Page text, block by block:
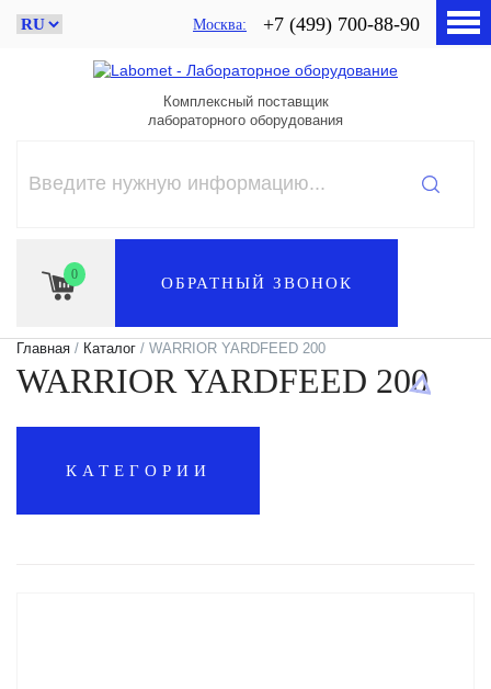
Москва +7 (499) 700-88-90
Комплексный поставщик
лабораторного оборудования
0 ОБРАТНЫЙ ЗВОНОК
Главная / Каталог / WARRIOR YARDFEED 200
WARRIOR YARDFEED 200
КАТЕГОРИИ